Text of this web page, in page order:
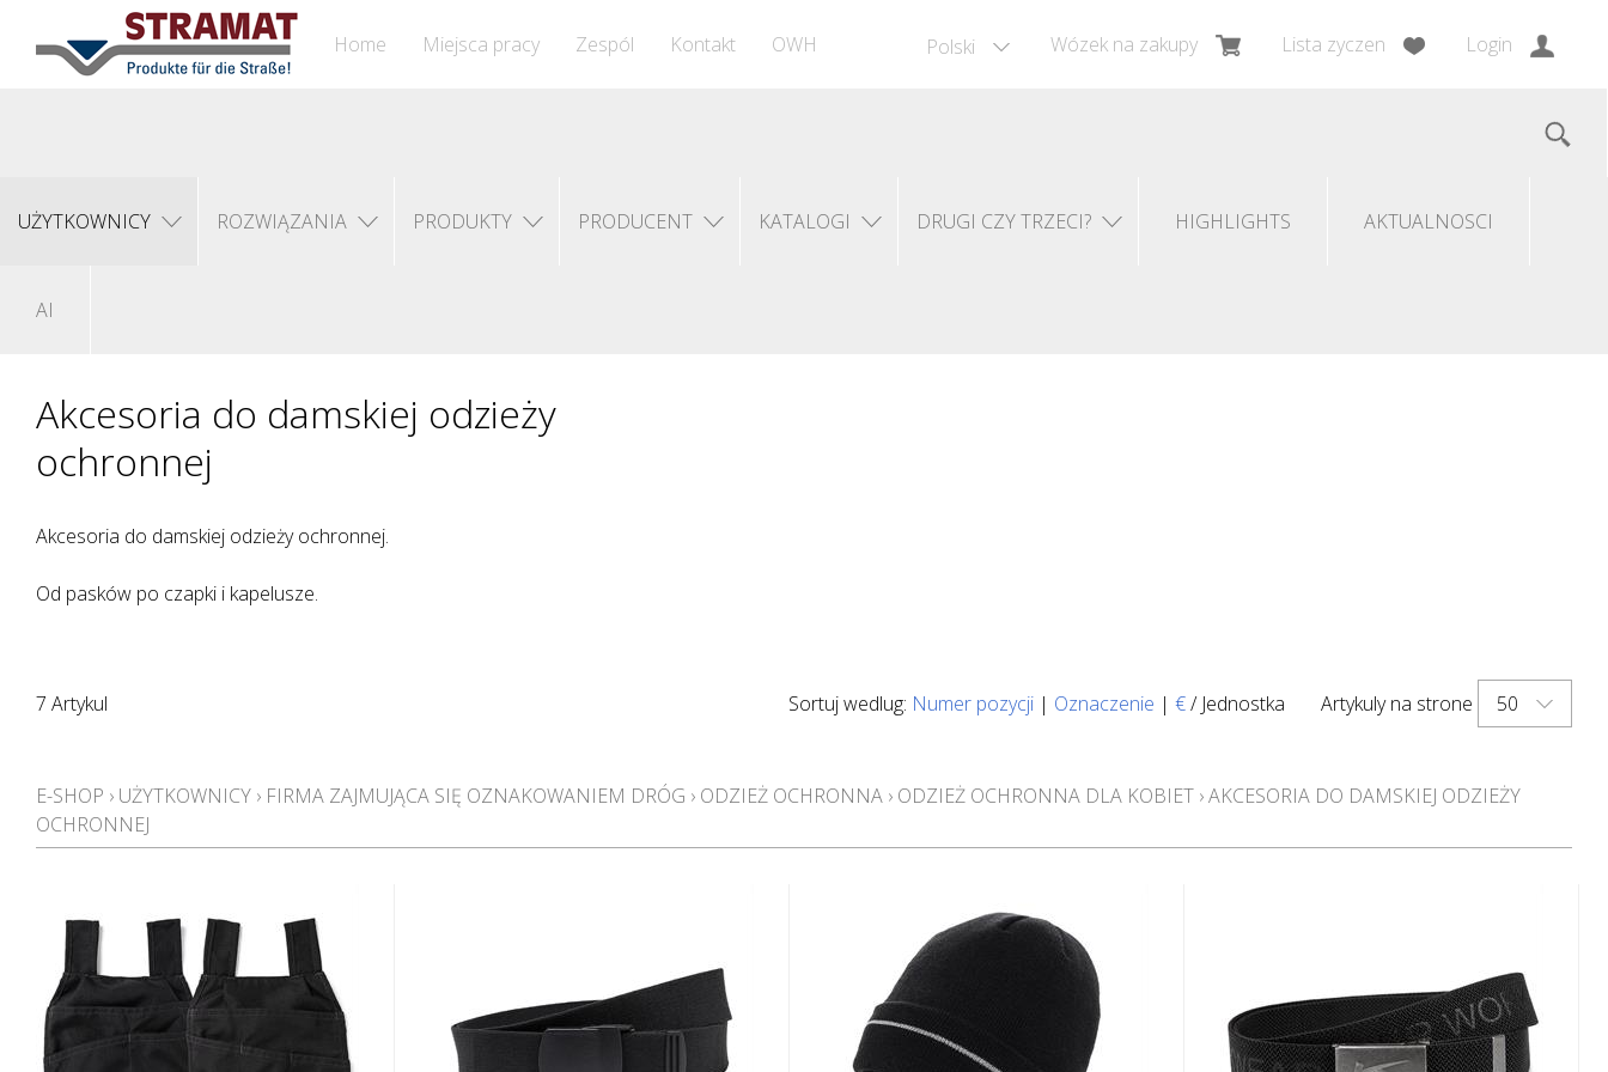
Polski Wózek na zakupy Lista zyczen Login
Home Miejsca pracy Zespól Kontakt OWH
UŻYTKOWNICY ROZWIĄZANIA PRODUKTY PRODUCENT KATALOGI DRUGI CZY TRZECI? HIGHLIGHTS AKTUALNOSCI
AI
Akcesoria do damskiej odzieży
ochronnej
Akcesoria do damskiej odzieży ochronnej.
Od pasków po czapki i kapelusze.
Artykuly na strone 50
Sortuj wedlug: Numer pozycji | Oznaczenie | €/ Jednostka
7 Artykul
E-SHOP › UŻYTKOWNICY › FIRMA ZAJMUJĄCA SIĘ OZNAKOWANIEM DRÓG › ODZIEŻ OCHRONNA › ODZIEŻ OCHRONNA DLA KOBIET ›AKCESORIA DO DAMSKIEJ ODZIEŻY
OCHRONNEJ